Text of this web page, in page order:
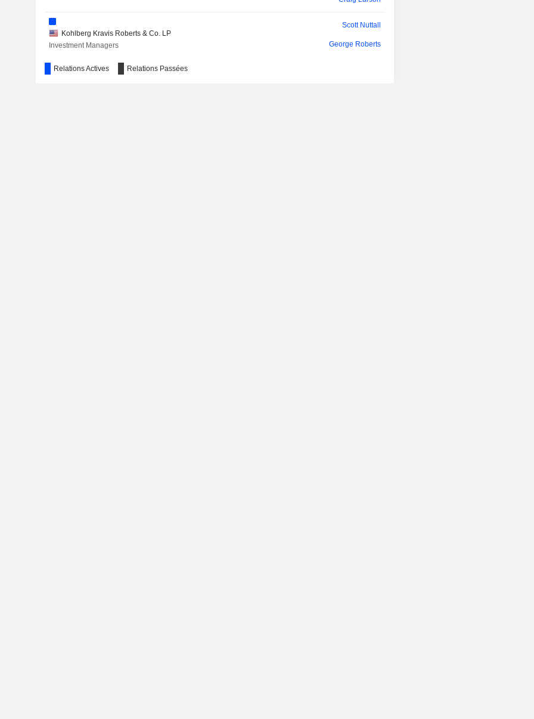
Kohlberg Kravis Roberts & Co. LP
Investment Managers
Scott Nuttall
George Roberts
Relations Actives Relations Passées